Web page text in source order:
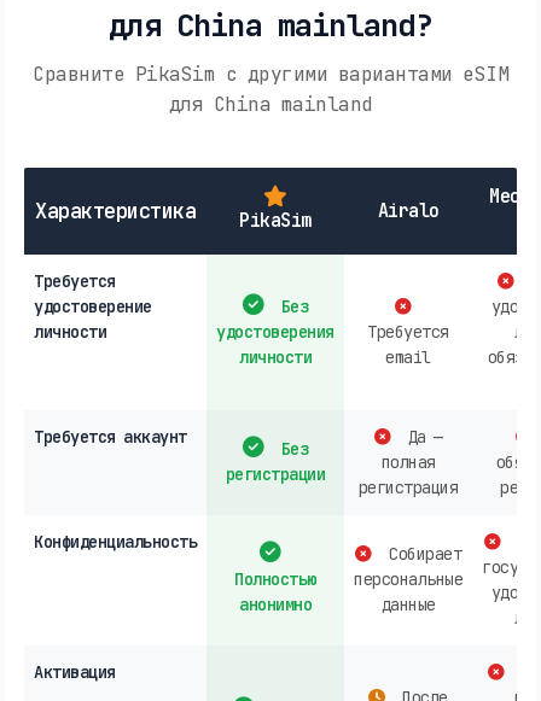
для China mainland?
Сравните PikaSim с другими вариантами eSIM
для China mainland
Характеристика PikaSim Airalo
Требуется
удостоверение
личности
Без
удостоверения
личности
Требуется
email
Требуется аккаунт
Без
регистрации
Да —
полная
регистрация
Конфиденциальность
Полностью
анонимно
Собирает
персональные
данные
Активация